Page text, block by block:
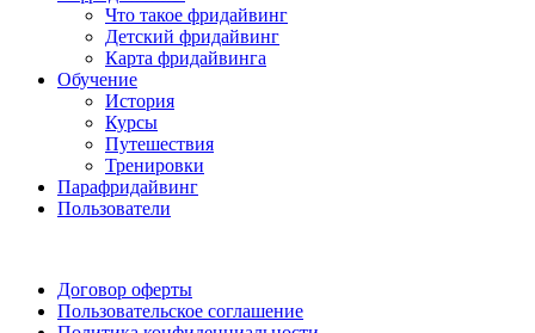
Что такое фридайвинг
Детский фридайвинг
Карта фридайвинга
Обучение
История
Курсы
Путешествия
Тренировки
Парафридайвинг
Пользователи
Договор оферты
Пользовательское соглашение